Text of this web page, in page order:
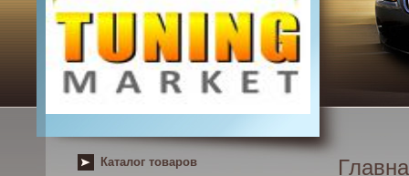
Каталог товаров